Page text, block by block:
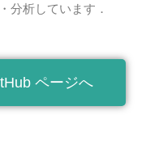
分析しています．
ページへ